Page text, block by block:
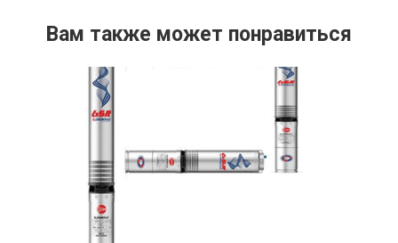
Вам также может понравиться